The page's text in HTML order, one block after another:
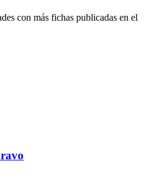
con más fichas publicadas en el